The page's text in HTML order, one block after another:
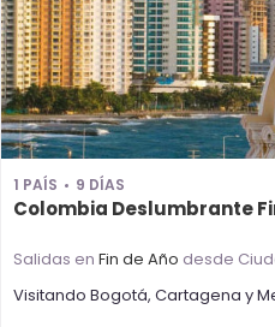
1 PAÍS 9 DÍAS
Colombia Deslumbrante
Salidas en Fin de Año desde
Visitando Bogotá, Cartagena y